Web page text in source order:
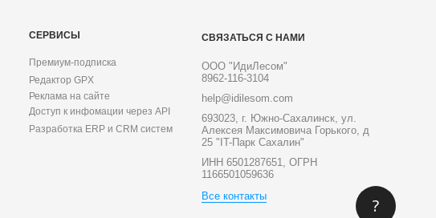
СЕРВИСЫ
Премиум-подписка
Редактор GPX
Реклама на сайте
Доступ к инфомации через API
Разработка ERP и CRM систем
СВЯЗАТЬСЯ С НАМИ
ООО "ИдиЛесом"
8962-116-3104
help@idilesom.com
693023, г. Южно-Сахалинск, ул.
Алексея Максимовича Горького, д
25 "IT-Парк Сахалин"
ИНН 6501287651, ОГРН
1166501059636
Все контакты
?